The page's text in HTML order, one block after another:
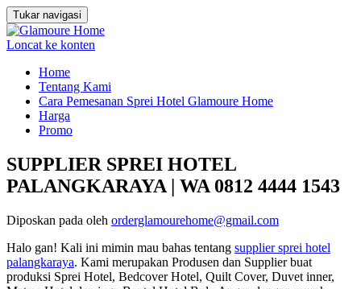
Tukar navigasi
Loncat ke konten
Home
Tentang Kami
Cara Pemesanan Sprei Hotel Glamoure Home
Harga
Promo
SUPPLIER SPREI HOTEL
PALANGKARAYA | WA 0812 4444 1543
Diposkan pada oleh orderglamourehome@gmail.com
Halo gan! Kali ini mimin mau bahas tentang supplier sprei hotel
palangkaraya. Kami merupakan Produsen dan Supplier buat
produksi Sprei Hotel, Bedcover Hotel, Quilt Cover, Duvet inner,